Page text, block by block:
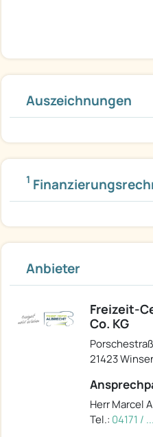
Auszeichnungen
1
Anbieter
Freizeit-
Co. KG
21423
Herr Marcel
Tel.: 04171 /